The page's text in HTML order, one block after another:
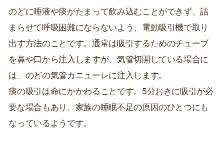
のどに唾液や痰がたまって飲み込むことができず、詰
まらせて呼吸困難にならないよう、電動吸引機で取り
出す方法のことです。通常は吸引するためのチューブ
を鼻や口から注入しますが、気管切開している場合に
は、のどの気管カニューレに注入します。
痰の吸引は命にかかわることです。5分おきに吸引が必
要な場合もあり、家族の睡眠不足の原因のひとつにも
なっているようです。